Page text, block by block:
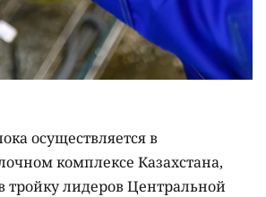
осуществляется в
комплексе Казахстана,
тройку лидеров Центральной